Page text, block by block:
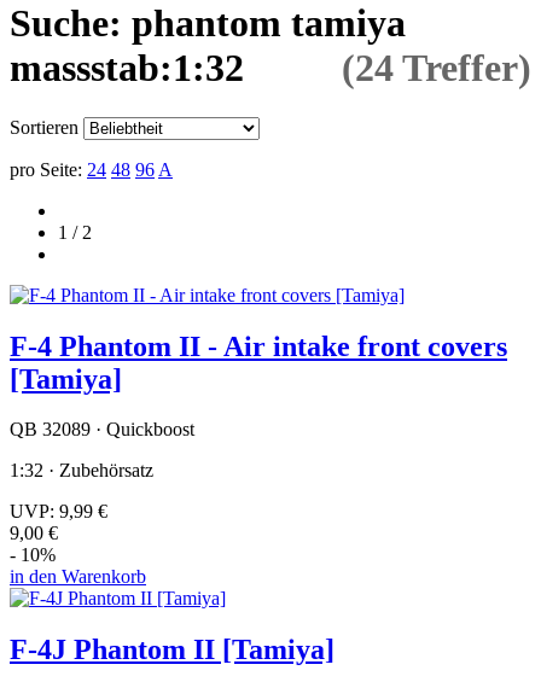
Suche: phantom tamiya
massstab:1:32
(24 Treffer)
Sortieren
pro Seite: 24 48 96 A
1 / 2
F-4 Phantom II - Air intake front covers
[Tamiya]
QB 32089 · Quickboost
1:32 · Zubehörsatz
UVP: 9,99 €
9,00 €
- 10%
in den Warenkorb
F-4J Phantom II [Tamiya]